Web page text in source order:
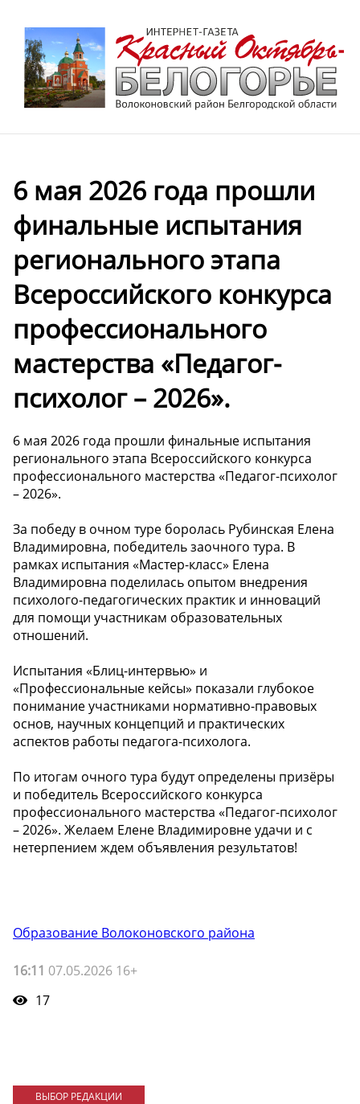
6 мая 2026 года прошли
финальные испытания
регионального этапа
Всероссийского конкурса
профессионального
мастерства «Педагог-
психолог – 2026».
6 мая 2026 года прошли финальные испытания
регионального этапа Всероссийского конкурса
профессионального мастерства «Педагог-психолог
– 2026».
За победу в очном туре боролась Рубинская Елена
Владимировна, победитель заочного тура. В
рамках испытания «Мастер-класс» Елена
Владимировна поделилась опытом внедрения
психолого-педагогических практик и инноваций
для помощи участникам образовательных
отношений.
Испытания «Блиц-интервью» и
«Профессиональные кейсы» показали глубокое
понимание участниками нормативно-правовых
основ, научных концепций и практических
аспектов работы педагога-психолога.
По итогам очного тура будут определены призёры
и победитель Всероссийского конкурса
профессионального мастерства «Педагог-психолог
– 2026». Желаем Елене Владимировне удачи и с
нетерпением ждем объявления результатов!
Образование Волоконовского района
16:11 07.05.2026 16+
17
ВЫБОР РЕДАКЦИИ